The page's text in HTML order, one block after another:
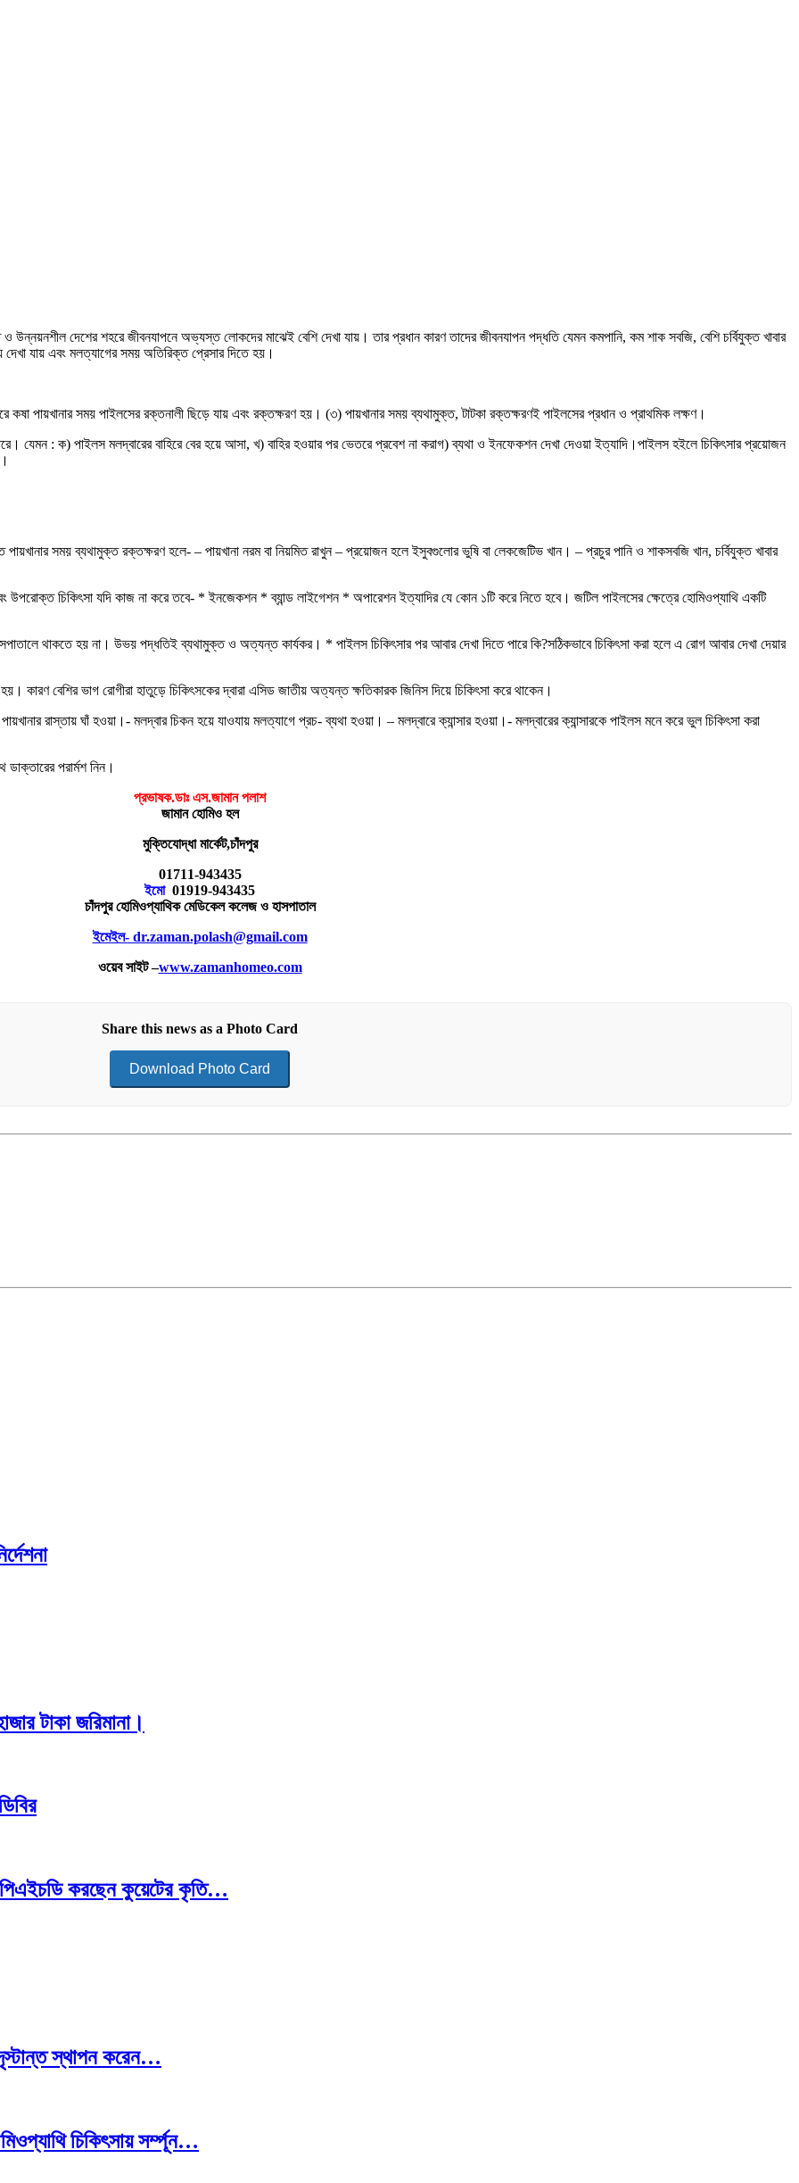
দেশের শহরে জীবনযাপনে অভ্যস্ত লোকদের মাঝেই বেশি দেখা যায়। তার প্রধান কারণ তাদের জীবনযাপন পদ্ধতি যেমন কমপানি, কম শাক সবজি, বেশি চর্বিযুক্ত খাবার
যায় এবং মলত্যাগের সময় অতিরিক্ত প্রেসার দিতে হয়।
পায়খানার সময় পাইলসের রক্তনালী ছিড়ে যায় এবং রক্তক্ষরণ হয়। (৩) পায়খানার সময় ব্যথামুক্ত, টাটকা রক্তক্ষরণই পাইলসের প্রধান ও প্রাথমিক লক্ষণ।
যেমন : ক) পাইলস মলদ্বারের বাহিরে বের হয়ে আসা, খ) বাহির হওয়ার পর ভেতরে প্রবেশ না করাগ) ব্যথা ও ইনফেকশন দেখা দেওয়া ইত্যাদি।পাইলস হইলে চিকিৎসার প্রয়োজন
পায়খানার সময় ব্যথামুক্ত রক্তক্ষরণ হলে- – পায়খানা নরম বা নিয়মিত রাখুন – প্রয়োজন হলে ইসুবগুলোর ভুষি বা লেকজেটিভ খান। – প্রচুর পানি ও শাকসবজি খান, চর্বিযুক্ত খাবার
চিকিৎসা যদি কাজ না করে তবে- * ইনজেকশন * ব্যান্ড লাইগেশন * অপারেশন ইত্যাদির যে কোন ১টি করে নিতে হবে। জটিল পাইলসের ক্ষেত্রে হোমিওপ্যাথি একটি
থাকতে হয় না। উভয় পদ্ধতিই ব্যথামুক্ত ও অত্যন্ত কার্যকর। * পাইলস চিকিৎসার পর আবার দেখা দিতে পারে কি?সঠিকভাবে চিকিৎসা করা হলে এ রোগ আবার দেখা দেয়ার
কারণ বেশির ভাগ রোগীরা হাতুড়ে চিকিৎসকের দ্বারা এসিড জাতীয় অত্যন্ত ক্ষতিকারক জিনিস দিয়ে চিকিৎসা করে থাকেন।
রাস্তায় ঘাঁ হওয়া।- মলদ্বার চিকন হয়ে যাওযায় মলত্যাগে প্রচ- ব্যথা হওয়া। – মলদ্বারে ক্যান্সার হওয়া।- মলদ্বারের ক্যান্সারকে পাইলস মনে করে ভুল চিকিৎসা করা
পরার্মশ নিন।
প্রভাষক.ডাঃ এস.জামান পলাশ
জামান হোমিও হল
মুক্তিযোদ্ধা মার্কেট,চাঁদপুর
01711-943435
ইমো 01919-943435
চাঁদপুর হোমিওপ্যাথিক মেডিকেল কলেজ ও হাসপাতাল
ইমেইল- dr.zaman.polash@gmail.com
ওয়েব সাইট–www.zamanhomeo.com
Share this news as a Photo Card
Download Photo Card
টাকা জরিমানা।
পিএইচডি করছেন কুয়েটের কৃতি…
স্থাপন করেন…
চিকিৎসায় সর্ম্পূন…